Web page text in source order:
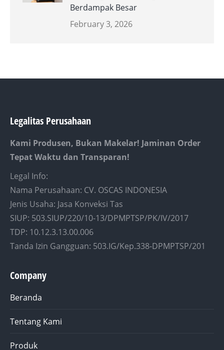
Berdampak Besar
February 3, 2026
Legalitas Perusahaan
Kami Produsen, Bukan Makelar! Jaminan Order
Tepat Waktu dan Transparan!
Legal Info:
Nama Perusahaan: CV. OSCAS INDONESIA
Jenis Usaha: Jasa Konveksi Tas
SIUP: 503.SIUP/220/10-13/DPMPTSP/PK/IV/2017
TDP: 10.12.3.13.00.006
Tanda Izin Gangguan: 503.IG/Kep.338-DPMPTSP/201
Company
Beranda
Tentang Kami
Produk